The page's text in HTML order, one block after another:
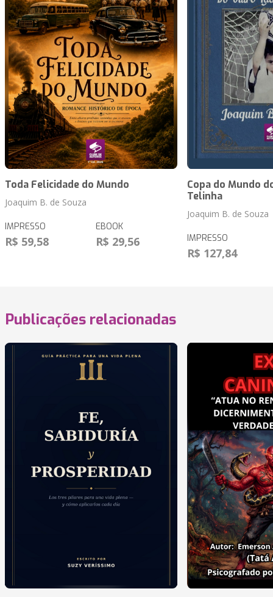
Toda Felicidade do Mundo
Joaquim B. de Souza
IMPRESSO
R$ 59,58
EBOOK
R$ 29,56
Copa do Mundo
Telinha
Joaquim B. de Souza
IMPRESSO
R$ 127,84
Publicações relacionadas